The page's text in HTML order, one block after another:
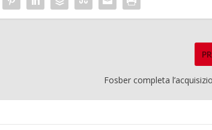
Fosber completa